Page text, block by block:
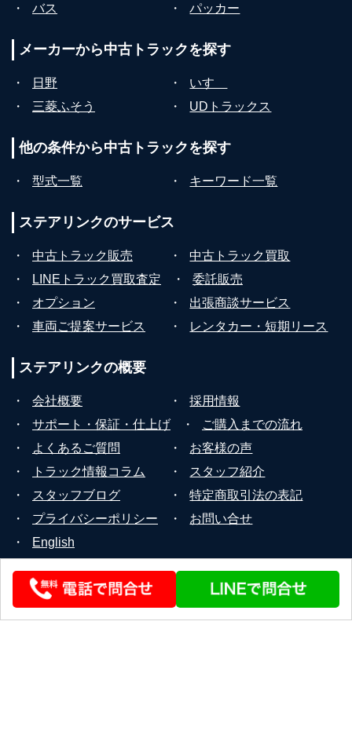
・
バス ・ パッカー
メーカーから中古トラックを探す
・ 日野 ・
いすゞ
・
三菱ふそう ・ UDトラックス
他の条件から中古トラックを探す
・ 型式一覧 ・ キーワード一覧
ステアリンクのサービス
・ 中古トラック販売 ・
中古トラック買取
・
LINEトラック買取査定 ・
委託販売
・
オプション ・
出張商談サービス
・
車両ご提案サービス ・ レンタカー・短期リース
ステアリンクの概要
・ 会社概要 ・
採用情報
・
サポート・保証・仕上げ ・
ご購入までの流れ
・
よくあるご質問 ・
お客様の声
・
トラック情報コラム ・
スタッフ紹介
・
スタッフブログ ・
特定商取引法の表記
・
プライバシーポリシー ・
お問い合せ
・
English
© 2026 STEERLINK Co.,Ltd